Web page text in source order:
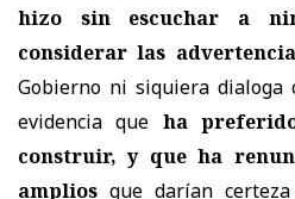
hizo sin escuchar a
considerar las
Gobierno ni siquiera dialoga
evidencia que ha
construir, y que ha
amplios que darían